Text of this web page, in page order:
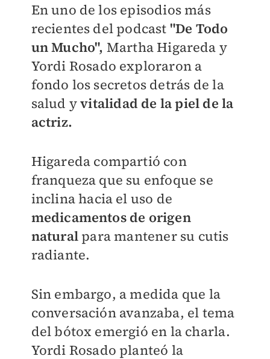
En uno de los episodios más
recientes del podcast "De Todo
un Mucho", Martha Higareda y
Yordi Rosado exploraron a
fondo los secretos detrás de la
salud yvitalidad de la piel de la
actriz.
Higareda compartió con
franqueza que su enfoque se
inclina hacia el uso de
medicamentos de origen
naturalpara mantener su cutis
radiante.
Sin embargo, a medida que la
conversación avanzaba, el tema
del bótox emergió en la charla.
Yordi Rosado planteó la